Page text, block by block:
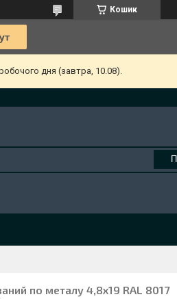
Кошик
дня (завтра, 10.08).
по металу 4,8х19 RAL 8017